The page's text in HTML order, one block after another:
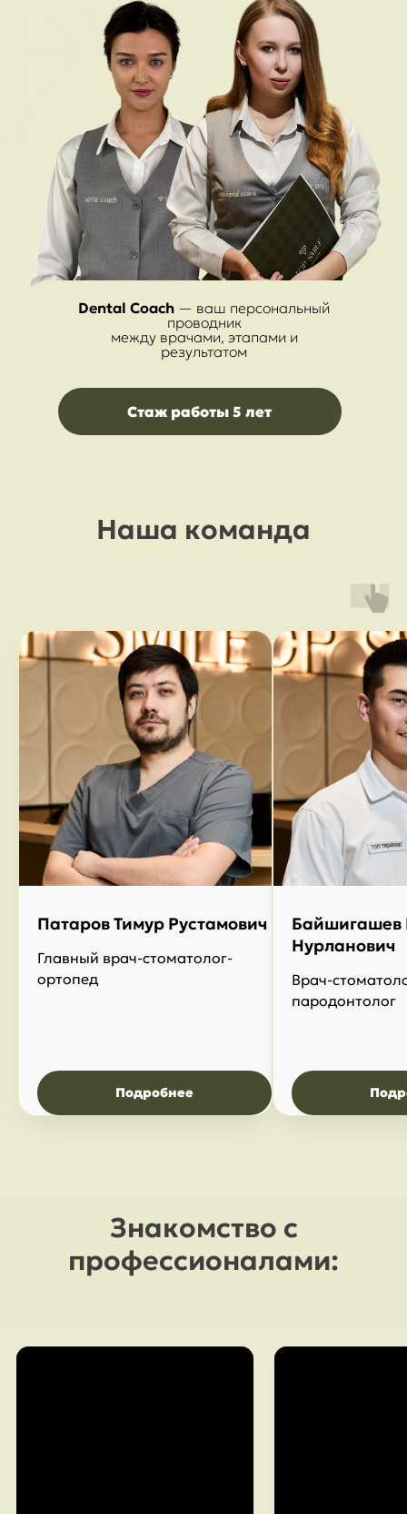
Dental Coach — ваш персональный
проводник
между врачами, этапами и
результатом
Стаж работы 5 лет
Наша команда
Патаров Тимур Рустамович
Главный врач-стоматолог-
ортопед
Подробнее
Байшигашев
Нурланович
Врач-
пародонтолог
Знакомство с
профессионалами: